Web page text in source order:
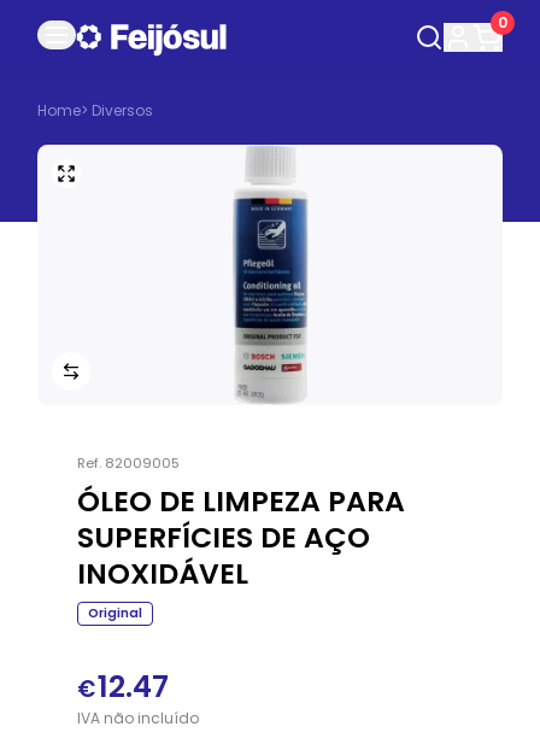
0
Home> Diversos
Ref. 82009005
ÓLEO DE LIMPEZA PARA
SUPERFÍCIES DE AÇO
INOXIDÁVEL
Original
€12.47
IVAnãoincluído